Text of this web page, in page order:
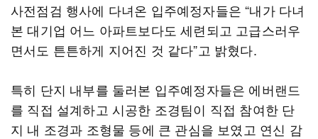
사전점검 행사에 다녀온 입주예정자들은 “내가 다녀
본 대기업 어느 아파트보다도 세련되고 고급스러우
면서도 튼튼하게 지어진 것 같다”고 밝혔다.
특히 단지 내부를 둘러본 입주예정자들은 에버랜드
를 직접 설계하고 시공한 조경팀이 직접 참여한 단
지 내 조경과 조형물 등에 큰 관심을 보였고 연신 감